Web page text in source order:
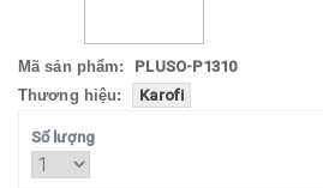
Mã sản phẩm:
PLUSO-P1310
Thương hiệu:
Karofi
Số lượng